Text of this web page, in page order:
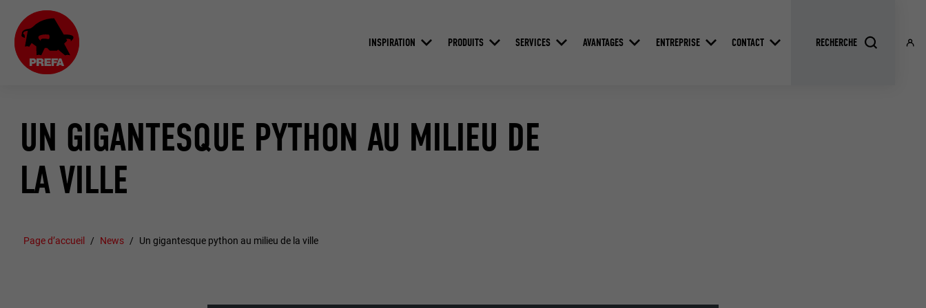
INSPIRATION PRODUITS SERVICES AVANTAGES ENTREPRISE CONTACT
UN GIGANTESQUE PYTHON AU MILIEU DE
LA VILLE
Page d’accueil News Un gigantesque python au milieu de la ville